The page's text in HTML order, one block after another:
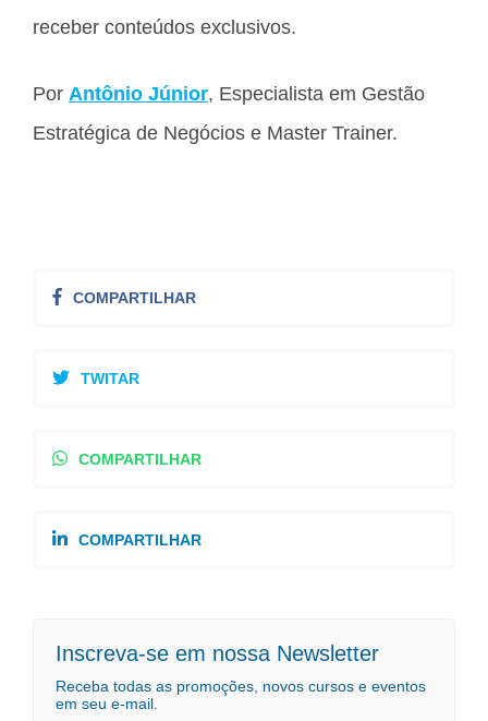
receber conteúdos exclusivos.
Por Antônio Júnior, Especialista em Gestão
Estratégica de Negócios e Master Trainer.
COMPARTILHAR
TWITAR
COMPARTILHAR
COMPARTILHAR
Inscreva-se em nossa Newsletter
Receba todas as promoções, novos cursos e eventos
em seu e-mail.